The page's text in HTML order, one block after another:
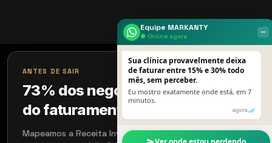
ANTES DE SAIR
73% dos negócios perdem 18%
do faturamento sem perceber
Mapeamos a Receita Invisível em 15 min. Quem aplicou
Equipe MARKANTY
● Online agora ‒
Sua clínica provavelmente deixa
de faturar entre 15% e 30% todo
mês, sem perceber.
Eu mostro exatamente onde está, em 7
minutos.
agora